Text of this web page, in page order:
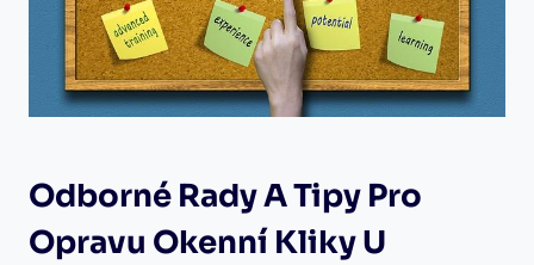
Odborné Rady ⁣a Tipy Pro
Opravu Okenní ⁢kliky ​u